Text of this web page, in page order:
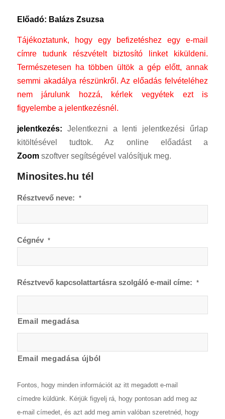
Előadó: Balázs Zsuzsa
Tájékoztatunk, hogy egy befizetéshez egy e-mail
címre tudunk részvételt biztosító linket kiküldeni.
Természetesen ha többen ültök a gép előtt, annak
semmi akadálya részünkről.Az előadás felvételéhez
nem járulunk hozzá, kérlek vegyétek ezt is
figyelembe a jelentkezésnél.
jelentkezés: Jelentkezni a lenti jelentkezési űrlap
kitöltésével tudtok. Az online előadást a
Zoomszoftver segítségével valósítjuk meg.
Minosites.hu tél
Résztvevő neve: *
Cégnév *
Résztvevő kapcsolattartásra szolgáló e-mail címe: *
Email megadása
Email megadása újból
Fontos, hogy minden információt az itt megadott e-mail
címedre küldünk. Kérjük figyelj rá, hogy pontosan add meg az
e-mail címedet, és azt add meg amin valóban szeretnéd, hogy